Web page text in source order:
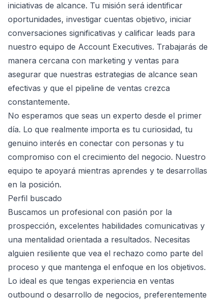
iniciativas de alcance. Tu misión será identificar
oportunidades, investigar cuentas objetivo, iniciar
conversaciones significativas y calificar leads para
nuestro equipo de Account Executives. Trabajarás de
manera cercana con marketing y ventas para
asegurar que nuestras estrategias de alcance sean
efectivas y que el pipeline de ventas crezca
constantemente.
No esperamos que seas un experto desde el primer
día. Lo que realmente importa es tu curiosidad, tu
genuino interés en conectar con personas y tu
compromiso con el crecimiento del negocio. Nuestro
equipo te apoyará mientras aprendes y te desarrollas
en la posición.
Perfil buscado
Buscamos un profesional con pasión por la
prospección, excelentes habilidades comunicativas y
una mentalidad orientada a resultados. Necesitas
alguien resiliente que vea el rechazo como parte del
proceso y que mantenga el enfoque en los objetivos.
Lo ideal es que tengas experiencia en ventas
outbound o desarrollo de negocios, preferentemente